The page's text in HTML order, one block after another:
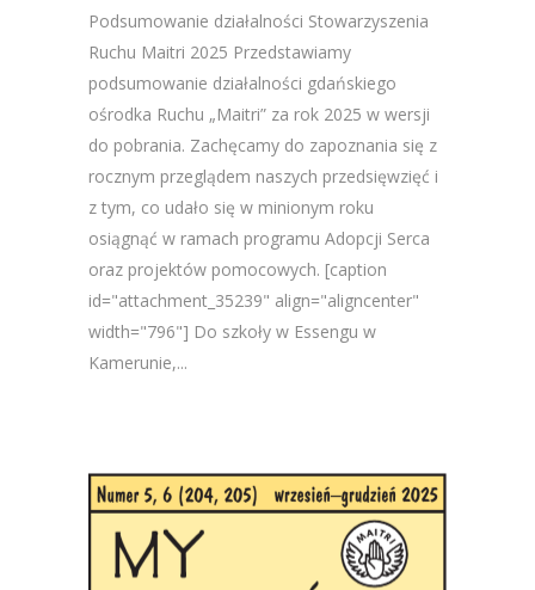
Podsumowanie działalności Stowarzyszenia
Ruchu Maitri 2025 Przedstawiamy
podsumowanie działalności gdańskiego
ośrodka Ruchu „Maitri” za rok 2025 w wersji
do pobrania. Zachęcamy do zapoznania się z
rocznym przeglądem naszych przedsięwzięć i
z tym, co udało się w minionym roku
osiągnąć w ramach programu Adopcji Serca
oraz projektów pomocowych. [caption
id="attachment_35239" align="aligncenter"
width="796"] Do szkoły w Essengu w
Kamerunie,...